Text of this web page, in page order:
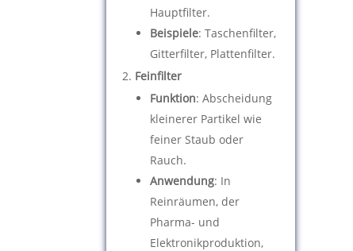
Hauptfilter.
Beispiele: Taschenfilter,
Gitterfilter, Plattenfilter.
Feinfilter
Funktion: Abscheidung
kleinerer Partikel wie
feiner Staub oder
Rauch.
Anwendung: In
Reinräumen, der
Pharma- und
Elektronikproduktion,